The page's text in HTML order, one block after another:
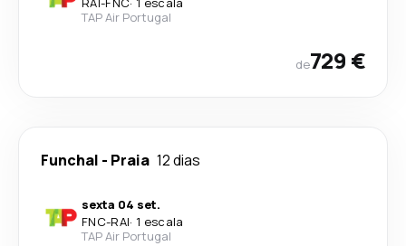
TAP Air Portugal
de729 €
Funchal - Praia 12 dias
sexta 04 set.
FNC-RAI· 1 escala
TAP Air Portugal